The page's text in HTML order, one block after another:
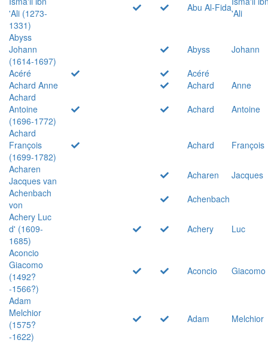
'Ali (1273-
1331)
Abu Al-Fida'Ali
Abyss
Johann
(1614-1697)
Abyss
Johann
Acéré
Acéré
Achard Anne
Achard
Anne
Achard
Antoine
(1696-1772)
Achard
Antoine
Achard
François
(1699-1782)
Achard
François
Acharen
Jacques van
Acharen
Jacques
Achenbach
von
Achenbach
Achery Luc
d' (1609-
1685)
Achery
Luc
Aconcio
Giacomo
(1492?
-1566?)
Aconcio Giacomo
Adam
Melchior
(1575?
-1622)
Adam Melchior